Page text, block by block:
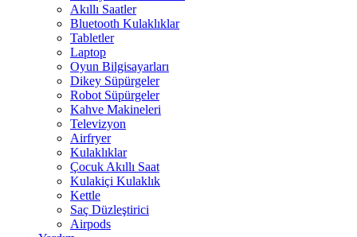
Akıllı Saatler
Bluetooth Kulaklıklar
Tabletler
Laptop
Oyun Bilgisayarları
Dikey Süpürgeler
Robot Süpürgeler
Kahve Makineleri
Televizyon
Airfryer
Kulaklıklar
Çocuk Akıllı Saat
Kulakiçi Kulaklık
Kettle
Saç Düzleştirici
Airpods